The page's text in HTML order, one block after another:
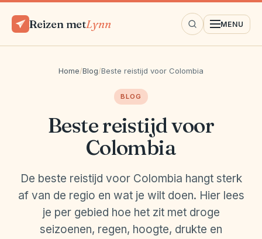
Reizen metLynn MENU
Home/Blog/Beste reistijd voor Colombia
BLOG
Beste reistijd voor
Colombia
De beste reistijd voor Colombia hangt sterk
af van de regio en wat je wilt doen. Hier lees
je per gebied hoe het zit met droge
seizoenen, regen, hoogte, drukte en